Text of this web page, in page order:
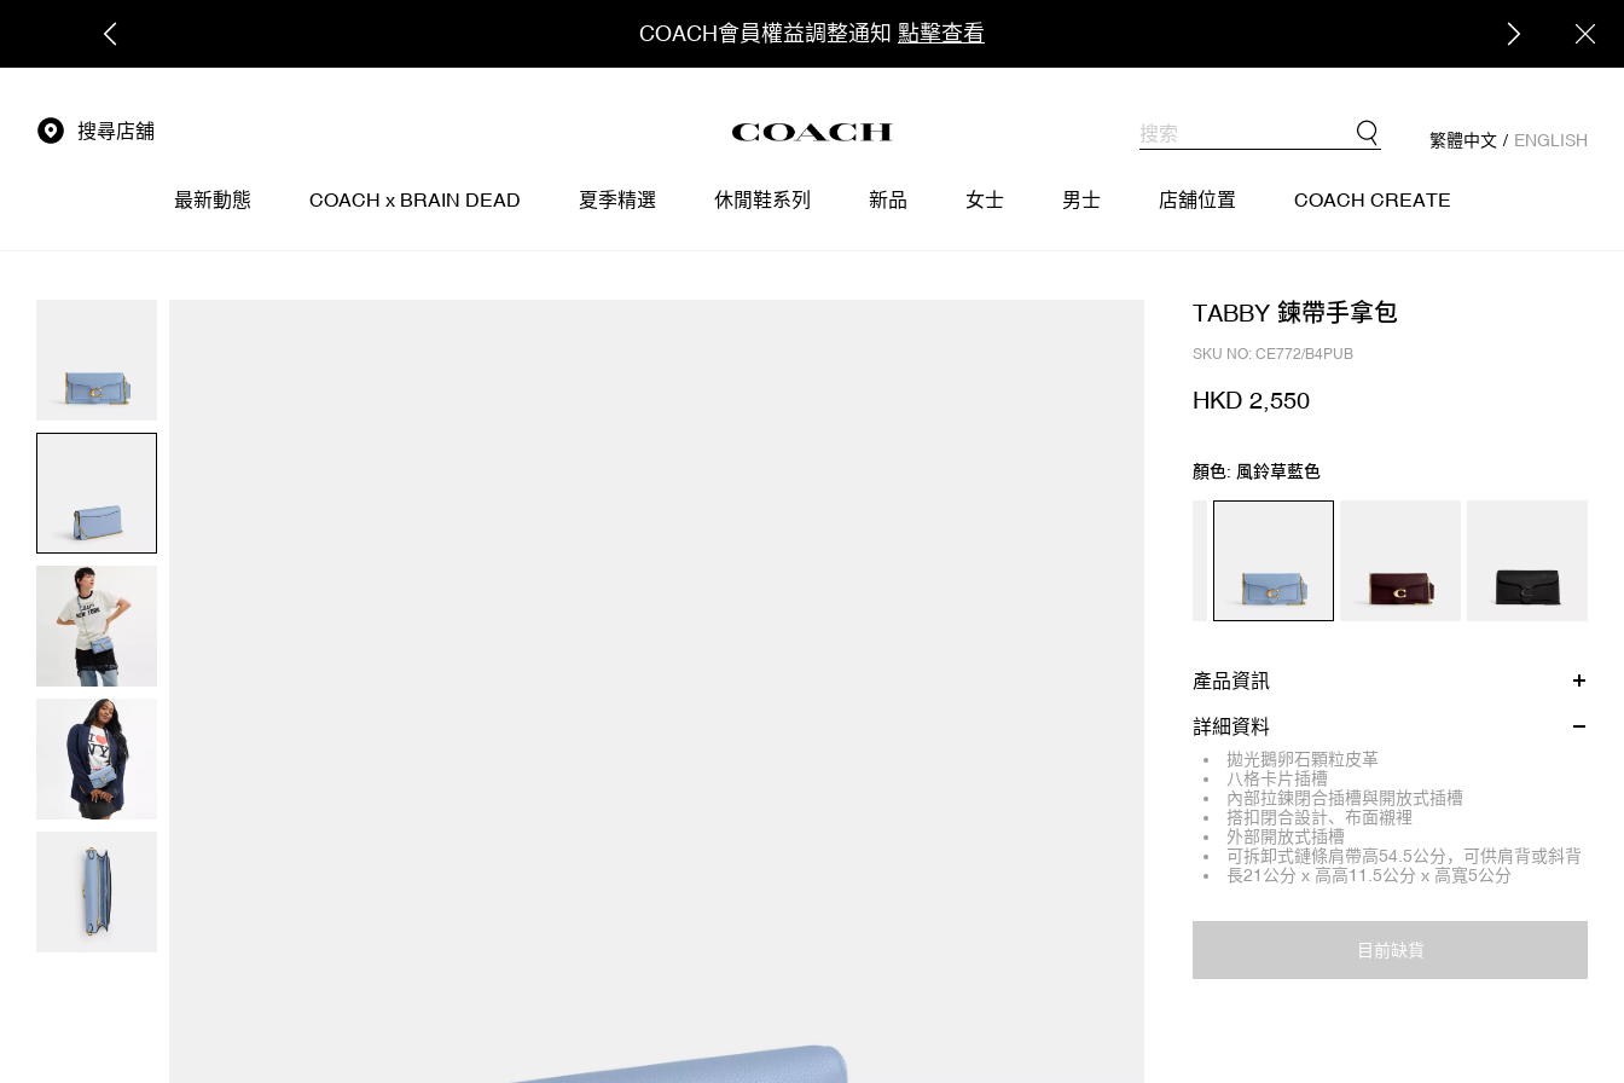
COACH會員權益調整通知 點擊查看
搜尋店舖 繁體中文 / ENGLISH
最新動態 COACH x BRAIN DEAD 夏季精選 休閒鞋系列 新品 女士 男士 店舖位置 COACH CREATE
TABBY 鍊帶手拿包
SKU NO: CE772/B4PUB
HKD 2,550
顏色: 風鈴草藍色
產品資訊
詳細資料
拋光鵝卵石顆粒皮革
八格卡片插槽
內部拉鍊閉合插槽與開放式插槽
搭扣閉合設計、布面襯裡
外部開放式插槽
可拆卸式鏈條肩帶高54.5公分，可供肩背或斜背
長21公分 x 高高11.5公分 x 高寬5公分
目前缺貨